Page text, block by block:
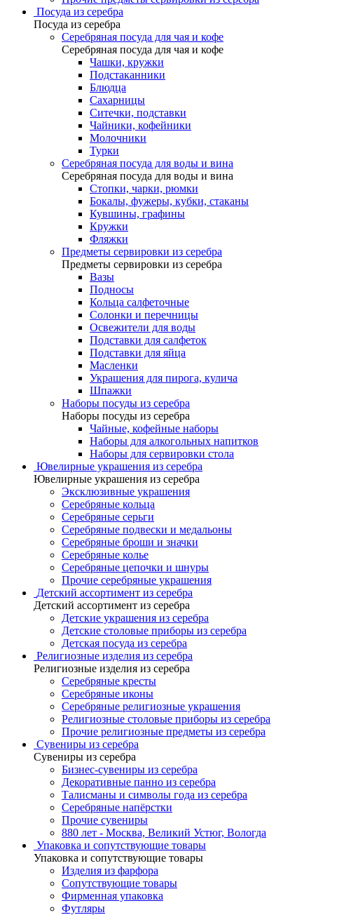
Посуда из серебра
Посуда из серебра
Серебряная посуда для чая и кофе
Серебряная посуда для чая и кофе
Чашки, кружки
Подстаканники
Блюдца
Сахарницы
Ситечки, подставки
Чайники, кофейники
Молочники
Турки
Серебряная посуда для воды и вина
Серебряная посуда для воды и вина
Стопки, чарки, рюмки
Бокалы, фужеры, кубки, стаканы
Кувшины, графины
Кружки
Фляжки
Предметы сервировки из серебра
Предметы сервировки из серебра
Вазы
Подносы
Кольца салфеточные
Солонки и перечницы
Освежители для воды
Подставки для салфеток
Подставки для яйца
Масленки
Украшения для пирога, кулича
Шпажки
Наборы посуды из серебра
Наборы посуды из серебра
Чайные, кофейные наборы
Наборы для алкогольных напитков
Наборы для сервировки стола
Ювелирные украшения из серебра
Ювелирные украшения из серебра
Эксклюзивные украшения
Серебряные кольца
Серебряные серьги
Серебряные подвески и медальоны
Серебряные броши и значки
Серебряные колье
Серебряные цепочки и шнуры
Прочие серебряные украшения
Детский ассортимент из серебра
Детский ассортимент из серебра
Детские украшения из серебра
Детские столовые приборы из серебра
Детская посуда из серебра
Религиозные изделия из серебра
Религиозные изделия из серебра
Серебряные кресты
Серебряные иконы
Серебряные религиозные украшения
Религиозные столовые приборы из серебра
Прочие религиозные предметы из серебра
Сувениры из серебра
Сувениры из серебра
Бизнес-сувениры из серебра
Декоративные панно из серебра
Талисманы и символы года из серебра
Серебряные напёрстки
Прочие сувениры
880 лет - Москва, Великий Устюг, Вологда
Упаковка и сопутствующие товары
Упаковка и сопутствующие товары
Изделия из фарфора
Сопутствующие товары
Фирменная упаковка
Футляры